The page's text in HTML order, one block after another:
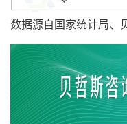
数据源自国家统计局、